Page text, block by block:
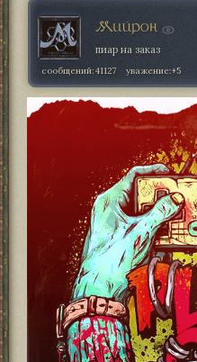
Мийрон
пиар на заказ
сообщений:41127 уважение:+5